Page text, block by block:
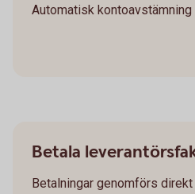
Automatisk
Betala
Betalningar genomförs